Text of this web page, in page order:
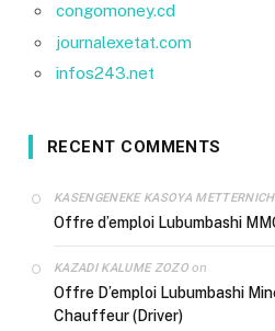
congomoney.cd
journalexetat.com
infos243.net
RECENT COMMENTS
KASENGENEKE KASOYA METTERNICH
Offre d’emploi Lubumbashi
KAZADI KALUME ZOZOon
Offre D’emploi Lubumbashi
Chauffeur (Driver)